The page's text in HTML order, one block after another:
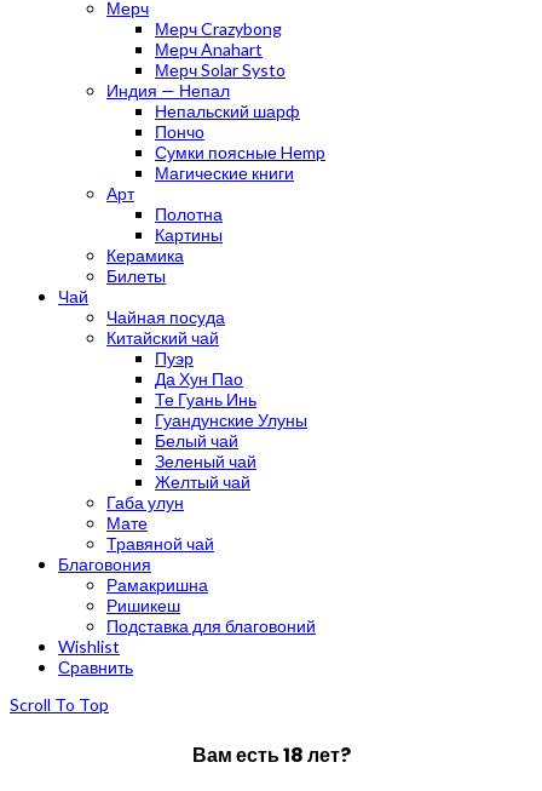
Мерч
Мерч Crazybong
Мерч Anahart
Мерч Solar Systo
Индия — Непал
Непальский шарф
Пончо
Сумки поясные Hemp
Магические книги
Арт
Полотна
Картины
Керамика
Билеты
Чай
Чайная посуда
Китайский чай
Пуэр
Да Хун Пао
Те Гуань Инь
Гуандунские Улуны
Белый чай
Зеленый чай
Желтый чай
Габа улун
Мате
Травяной чай
Благовония
Рамакришна
Ришикеш
Подставка для благовоний
Wishlist
Сравнить
Scroll To Top
Вам есть 18 лет?